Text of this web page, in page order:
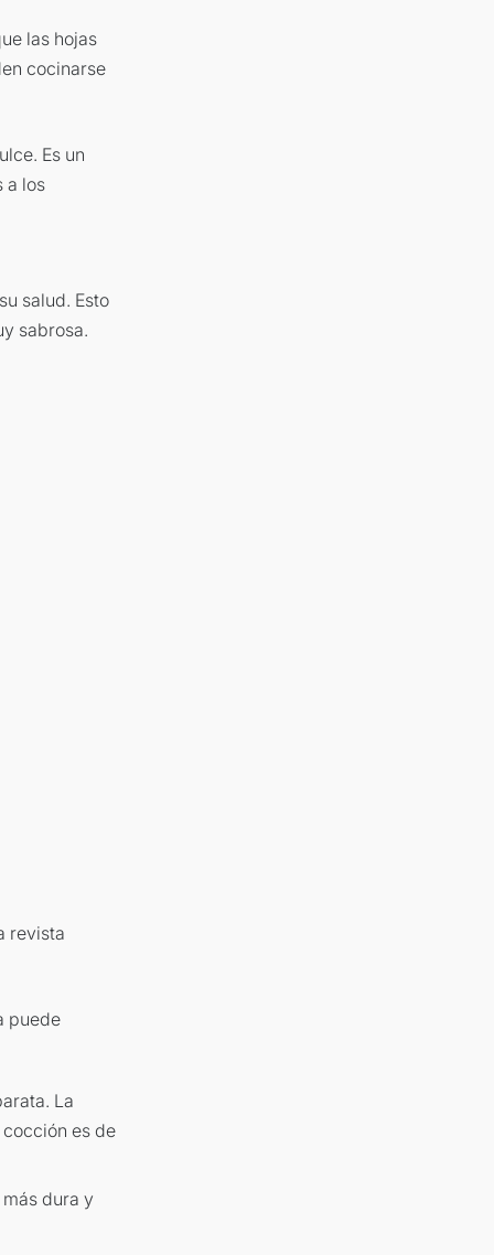
las hojas
cocinarse
Es un
a los
salud. Esto
sabrosa.
revista
puede
La
es de
dura y